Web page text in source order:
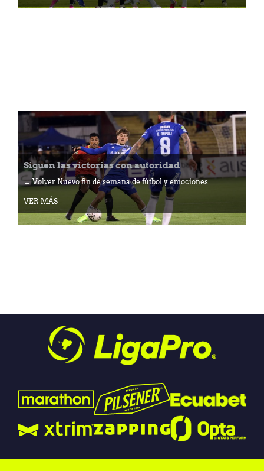
Siguen las victorias con autoridad
← Volver Nuevo fin de semana de fútbol y emociones
VER MÁS